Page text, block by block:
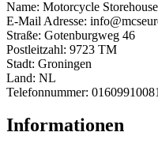
Name: Motorcycle
E-Mail Adresse:
Straße: Gotenburgweg 46
Postleitzahl: 9723 TM
Stadt: Groningen
Land: NL
Telefonnummer:
Informationen